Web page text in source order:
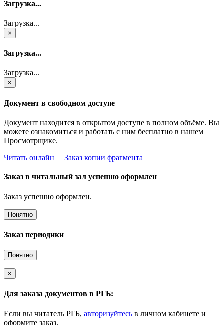
Загрузка...
Загрузка...
×
Загрузка...
Загрузка...
×
Документ в свободном доступе
Документ находится в открытом доступе в полном объёме. Вы
можете ознакомиться и работать с ним бесплатно в нашем
Просмотрщике.
Читать онлайн
Заказ копии фрагмента
Заказ в читальный зал успешно оформлен
Заказ успешно оформлен.
Понятно
Заказ периодики
Понятно
×
Для заказа документов в РГБ:
Если вы читатель РГБ, авторизуйтесь в личном кабинете и
оформите заказ.